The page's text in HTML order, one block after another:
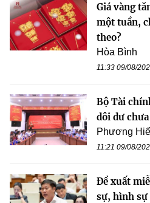
Giá vàng
một tuần,
theo?
Hòa Bình
11:33 09/08/
Bộ Tài
dôi dư
Phương
11:21 09/08/
Đề xuất
sự, hình sự